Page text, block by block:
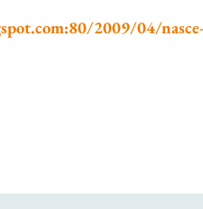
2009/04/